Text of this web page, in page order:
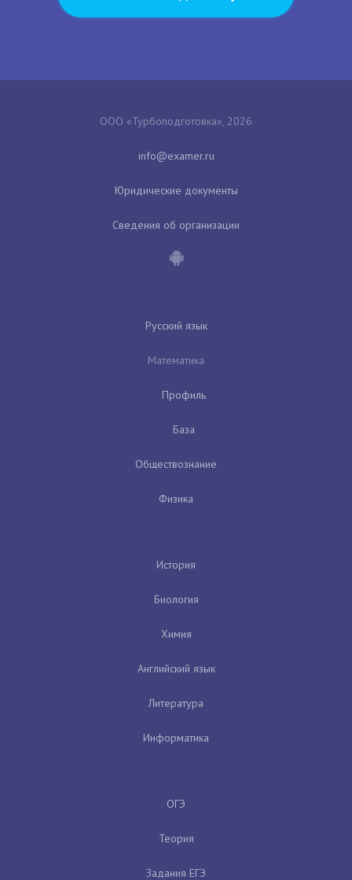
ООО «Турбоподготовка», 2026
Юридические документы
Сведения об организации
Русский язык
Математика
Профиль
База
Обществознание
Физика
История
Биология
Химия
Английский язык
Литература
Информатика
ОГЭ
Теория
Задания ЕГЭ